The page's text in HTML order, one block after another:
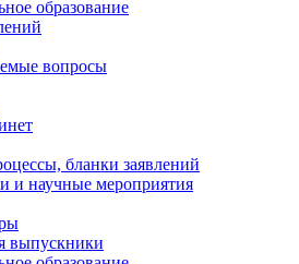
образование
вопросы
бланки заявлений
и научные мероприятия
выпускники